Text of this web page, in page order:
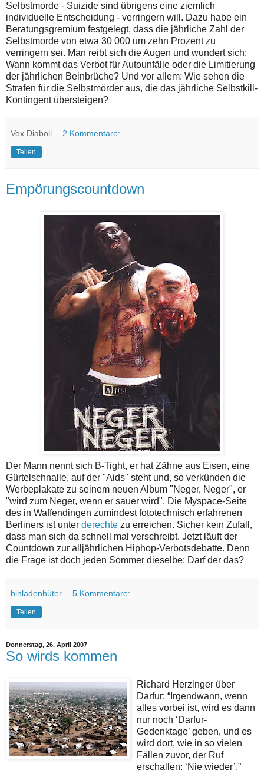
Selbstmorde - Suizide sind übrigens eine ziemlich
individuelle Entscheidung - verringern will. Dazu habe ein
Beratungsgremium festgelegt, dass die jährliche Zahl der
Selbstmorde von etwa 30 000 um zehn Prozent zu
verringern sei. Man reibt sich die Augen und wundert sich:
Wann kommt das Verbot für Autounfälle oder die Limitierung
der jährlichen Beinbrüche? Und vor allem: Wie sehen die
Strafen für die Selbstmörder aus, die das jährliche Selbstkill-
Kontingent übersteigen?
Vox Diaboli 2 Kommentare:
Teilen
Empörungscountdown
Der Mann nennt sich B-Tight, er hat Zähne aus Eisen, eine
Gürtelschnalle, auf der "Aids" steht und, so verkünden die
Werbeplakate zu seinem neuen Album "Neger, Neger", er
"wird zum Neger, wenn er sauer wird". Die Myspace-Seite
des in Waffendingen zumindest fototechnisch erfahrenen
Berliners ist unter derechte zu erreichen. Sicher kein Zufall,
dass man sich da schnell mal verschreibt. Jetzt läuft der
Countdown zur alljährlichen Hiphop-Verbotsdebatte. Denn
die Frage ist doch jeden Sommer dieselbe: Darf der das?
binladenhüter 5 Kommentare:
Teilen
Donnerstag, 26. April 2007
So wirds kommen
Richard Herzinger über
Darfur: “Irgendwann, wenn
alles vorbei ist, wird es dann
nur noch ‘Darfur-
Gedenktage’ geben, und es
wird dort, wie in so vielen
Fällen zuvor, der Ruf
erschallen: ‘Nie wieder’.”